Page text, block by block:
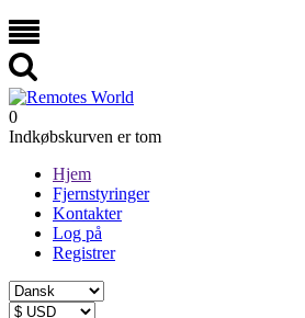
0
Indkøbskurven er tom
Hjem
Fjernstyringer
Kontakter
Log på
Registrer